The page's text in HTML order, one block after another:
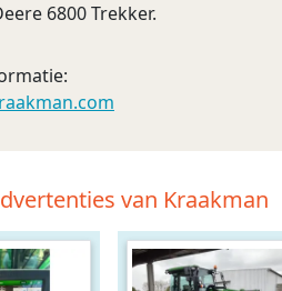
6800 Trekker.
van Kraakman